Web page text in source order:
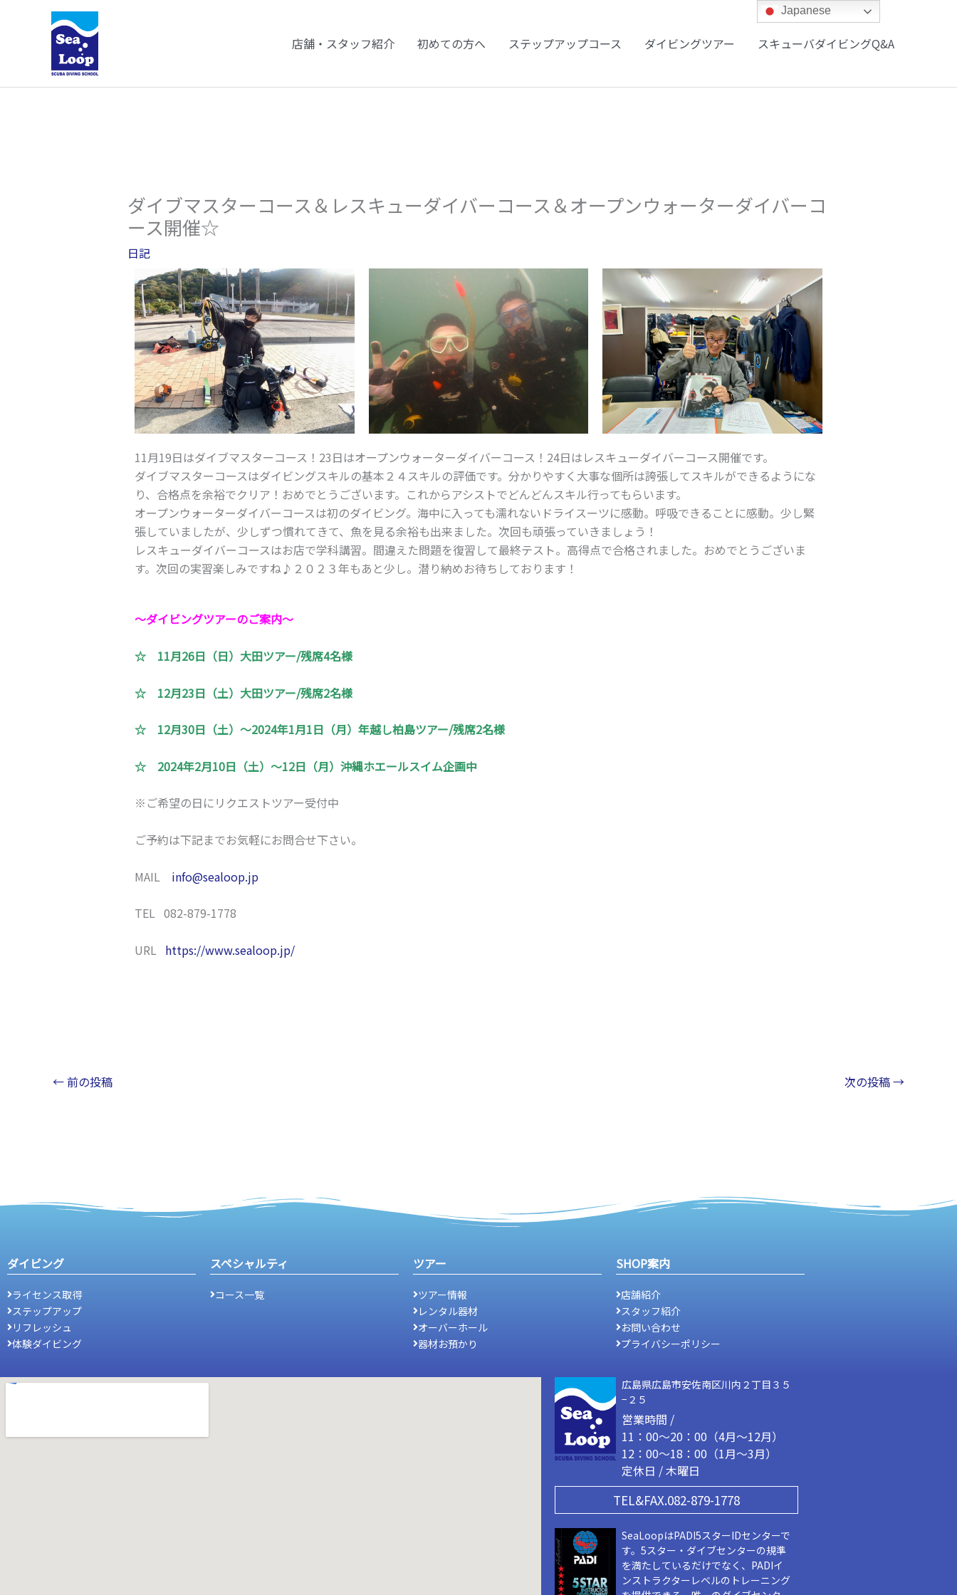
キ
店舗・スタッフ紹介 初めての方へ ステップアップコース ダイビングツアー スキューバダイビングQ&A
ダイブマスターコース＆レスキューダイバーコース＆オープンウォーターダイバーコ
ース開催☆
日記
11月19日はダイブマスターコース！23日はオープンウォーターダイバーコース！24日はレスキューダイバーコース開催です。
ダイブマスターコースはダイビングスキルの基本２４スキルの評価です。分かりやすく大事な個所は誇張してスキルができるようにな
り、合格点を余裕でクリア！おめでとうございます。これからアシストでどんどんスキル行ってもらいます。
オープンウォーターダイバーコースは初のダイビング。海中に入っても濡れないドライスーツに感動。呼吸できることに感動。少し緊
張していましたが、少しずつ慣れてきて、魚を見る余裕も出来ました。次回も頑張っていきましょう！
レスキューダイバーコースはお店で学科講習。間違えた問題を復習して最終テスト。高得点で合格されました。おめでとうございま
す。次回の実習楽しみですね♪２０２３年もあと少し。潜り納めお待ちしております！
～ダイビングツアーのご案内～
☆ 11月26日（日）大田ツアー/残席4名様
☆ 12月23日（土）大田ツアー/残席2名様
☆ 12月30日（土）～2024年1月1日（月）年越し柏島ツアー/残席2名様
☆ 2024年2月10日（土）～12日（月）沖縄ホエールスイム企画中
※ご希望の日にリクエストツアー受付中
ご予約は下記までお気軽にお問合せ下さい。
MAIL info@sealoop.jp
TEL 082-879-1778
URL https://www.sealoop.jp/
←前の投稿 次の投稿→
ダイビング
ライセンス取得
ステップアップ
リフレッシュ
体験ダイビング
スペシャルティ
コース一覧
ツアー
ツアー情報
レンタル器材
オーバーホール
器材お預かり
SHOP案内
店舗紹介
スタッフ紹介
お問い合わせ
プライバシーポリシー
広島県広島市安佐南区川内２丁目３５
−２５
営業時間 /
11：00～20：00（4月～12月）
12：00～18：00（1月～3月）
定休日 / 木曜日
TEL&FAX.082-879-1778
SeaLoopはPADI5スターIDセンターで
す。5スター・ダイブセンターの規準
を満たしているだけでなく、PADIイ
ンストラクターレベルのトレーニング
Japanese